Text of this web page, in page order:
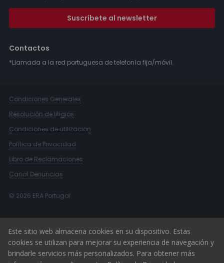
Suscríbete al newsletter
Contactos
*Llamada a la red portuguesa de telefonía fija/móvil.
Condiciones Generales
Resolución de litigios
Condiciones de utilización
Política de Privacidad
Libro de Reclamaciones
Canal Denuncias
© 2026 ERA Portugal
Este sitio web almacena cookies en su dispositivo. Estas
cookies se utilizan para mejorar su experiencia de navegación y
brindarle servicios más personalizados. Para obtener más